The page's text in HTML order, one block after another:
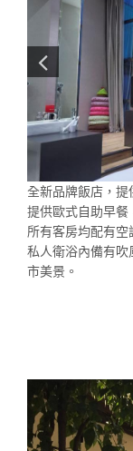
全新品牌飯店，提
提供歐式自助早餐
所有客房均配有空
私人衛浴內備有吹
市美景。